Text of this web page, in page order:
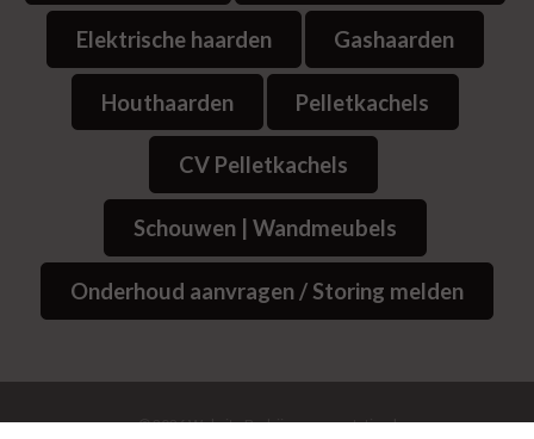
Elektrische haarden Gashaarden
Houthaarden Pelletkachels
CV Pelletkachels
Schouwen | Wandmeubels
Onderhoud aanvragen / Storing melden
© 2026Website Bedrijvenpresentatie.nl